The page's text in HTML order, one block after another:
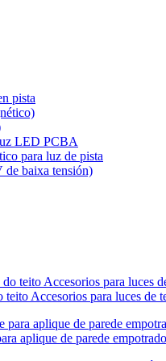
pista
LED PCBA
para luz de pista
de baixa tensión)
teito Accesorios para luces de
aplique de parede